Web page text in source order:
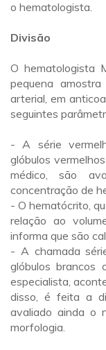
o hematologista.
Divisão
O hematologista
pequena
arterial, em
seguintes
- A série
glóbulos
médico, são
concentração de
- O hematócrito,
relação ao
informa que são
- A chamada
glóbulos brancos
especialista,
disso, é feita a
avaliado ainda o
morfologia.